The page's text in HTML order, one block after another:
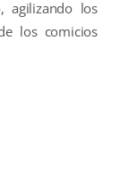
agilizando los
los comicios